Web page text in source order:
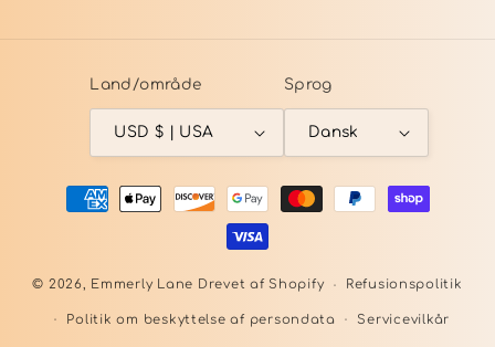
Land/område
USD $ | USA
Sprog
Dansk
Betalingsmetoder
© 2026, Emmerly Lane Drevet af Shopify Refusionspolitik
Politik om beskyttelse af persondata Servicevilkår